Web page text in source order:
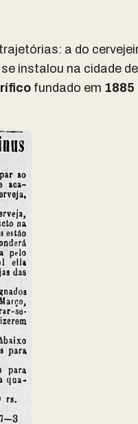
a do
instalou na cidade
fundado em 1885